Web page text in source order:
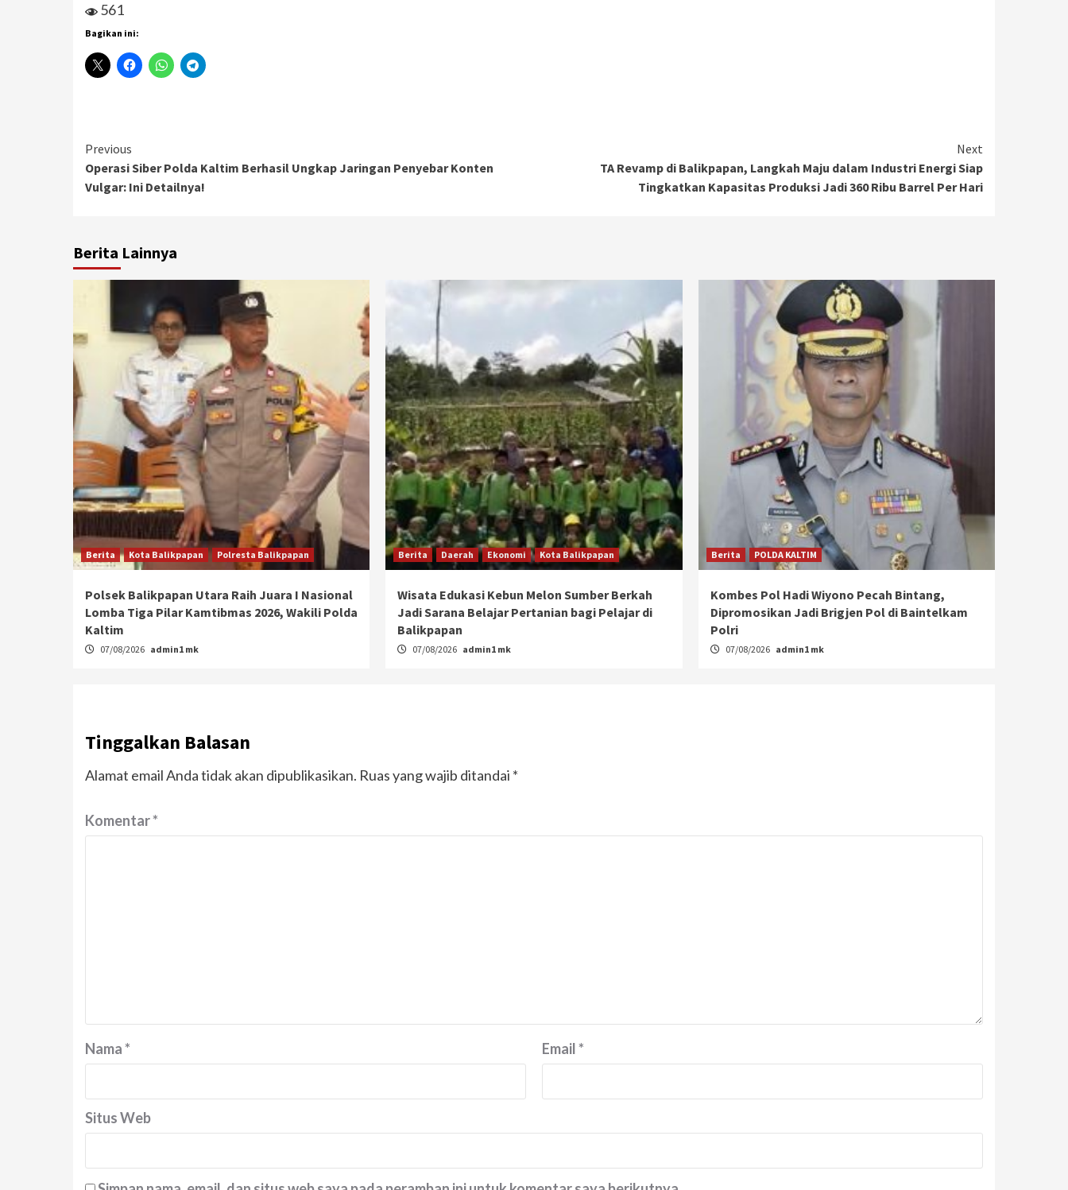
561
Bagikan ini:
Continue
Reading
Previous
Operasi Siber Polda Kaltim Berhasil Ungkap Jaringan Penyebar Konten
Vulgar: Ini Detailnya!
Next
TA Revamp di Balikpapan, Langkah Maju dalam Industri Energi Siap
Tingkatkan Kapasitas Produksi Jadi 360 Ribu Barrel Per Hari
Berita Lainnya
Berita Kota Balikpapan Polresta Balikpapan
Polsek Balikpapan Utara Raih Juara I Nasional
Lomba Tiga Pilar Kamtibmas 2026, Wakili Polda
Kaltim
07/08/2026 admin1 mk
Berita Daerah Ekonomi Kota Balikpapan
Wisata Edukasi Kebun Melon Sumber Berkah
Jadi Sarana Belajar Pertanian bagi Pelajar di
Balikpapan
07/08/2026 admin1 mk
Berita POLDA KALTIM
Kombes Pol Hadi Wiyono Pecah Bintang,
Dipromosikan Jadi Brigjen Pol di Baintelkam
Polri
07/08/2026 admin1 mk
Tinggalkan Balasan
Alamat email Anda tidak akan dipublikasikan. Ruas yang wajib ditandai *
Komentar*
Nama* Email*
Situs Web